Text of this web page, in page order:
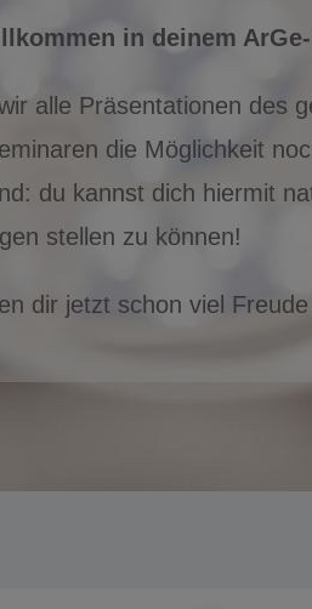
in deinem
alle Präsentationen des
die Möglichkeit
du kannst dich hiermit
stellen zu können!
dir jetzt schon viel